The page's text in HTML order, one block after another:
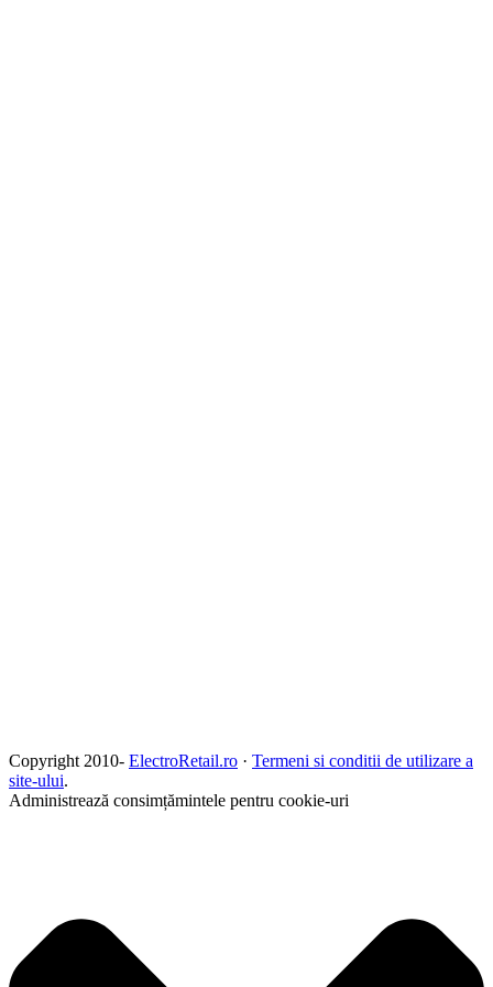
Copyright 2010- ElectroRetail.ro · Termeni si conditii de utilizare a
site-ului.
Administrează consimțămintele pentru cookie-uri